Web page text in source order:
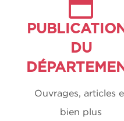
DU
Ouvrages, articles
bien plus